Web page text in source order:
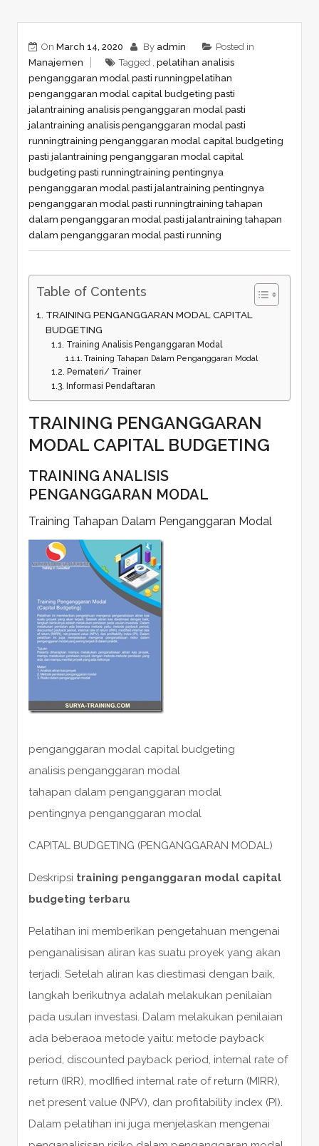
On March 14, 2020 By admin
Posted in
Manajemen
Tagged , pelatihan analisis
penganggaran modal pasti runningpelatihan
penganggaran modal capital budgeting pasti
jalantraining analisis penganggaran modal pasti
jalantraining analisis penganggaran modal pasti
runningtraining penganggaran modal capital budgeting
pasti jalantraining penganggaran modal capital
budgeting pasti runningtraining pentingnya
penganggaran modal pasti jalantraining pentingnya
penganggaran modal pasti runningtraining tahapan
dalam penganggaran modal pasti jalantraining tahapan
dalam penganggaran modal pasti running
Table of Contents
TRAINING PENGANGGARAN MODAL CAPITAL
BUDGETING
Training Analisis Penganggaran Modal
Training Tahapan Dalam Penganggaran Modal
Pemateri/ Trainer
Informasi Pendaftaran
TRAINING PENGANGGARAN
MODAL CAPITAL BUDGETING
TRAINING ANALISIS
PENGANGGARAN MODAL
Training Tahapan Dalam Penganggaran Modal
penganggaran modal capital budgeting
analisis penganggaran modal
tahapan dalam penganggaran modal
pentingnya penganggaran modal
CAPITAL BUDGETING (PENGANGGARAN MODAL)
Deskripsi training penganggaran modal capital
budgeting terbaru
Pelatihan ini memberikan pengetahuan mengenai
penganalisisan aliran kas suatu proyek yang akan
terjadi. Setelah aliran kas diestimasi dengan baik,
langkah berikutnya adalah melakukan penilaian
pada usulan investasi. Dalam melakukan penilaian
ada beberaoa metode yaitu: metode payback
period, discounted payback period, internal rate of
return (IRR), modIfied internal rate of return (MIRR),
net present value (NPV), dan profitability index (PI).
Dalam pelatihan ini juga menjelaskan mengenai